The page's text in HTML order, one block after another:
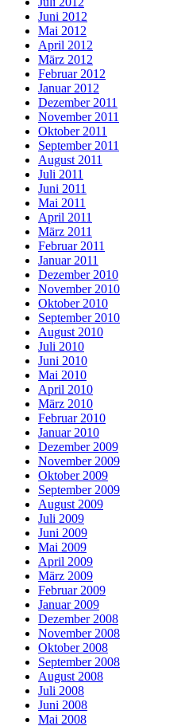
Juni 2012
Mai 2012
April 2012
März 2012
Februar 2012
Januar 2012
Dezember 2011
November 2011
Oktober 2011
September 2011
August 2011
Juli 2011
Juni 2011
Mai 2011
April 2011
März 2011
Februar 2011
Januar 2011
Dezember 2010
November 2010
Oktober 2010
September 2010
August 2010
Juli 2010
Juni 2010
Mai 2010
April 2010
März 2010
Februar 2010
Januar 2010
Dezember 2009
November 2009
Oktober 2009
September 2009
August 2009
Juli 2009
Juni 2009
Mai 2009
April 2009
März 2009
Februar 2009
Januar 2009
Dezember 2008
November 2008
Oktober 2008
September 2008
August 2008
Juli 2008
Juni 2008
Mai 2008